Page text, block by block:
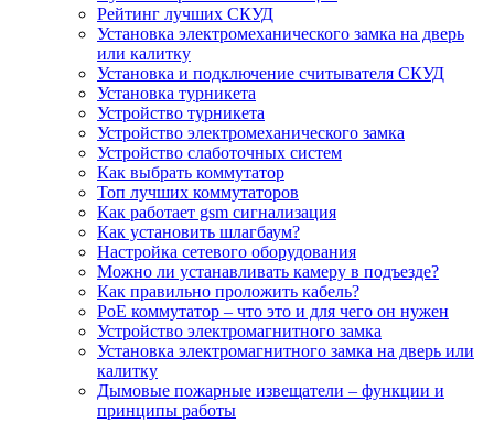
Рейтинг лучших СКУД
Установка электромеханического замка на дверь
или калитку
Установка и подключение считывателя СКУД
Установка турникета
Устройство турникета
Устройство электромеханического замка
Устройство слаботочных систем
Как выбрать коммутатор
Топ лучших коммутаторов
Как работает gsm сигнализация
Как установить шлагбаум?
Настройка сетевого оборудования
Можно ли устанавливать камеру в подъезде?
Как правильно проложить кабель?
PoE коммутатор – что это и для чего он нужен
Устройство электромагнитного замка
Установка электромагнитного замка на дверь или
калитку
Дымовые пожарные извещатели – функции и
принципы работы